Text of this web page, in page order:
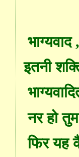
भाग्यवाद
इतनी
नर हो तुम
फिर यह